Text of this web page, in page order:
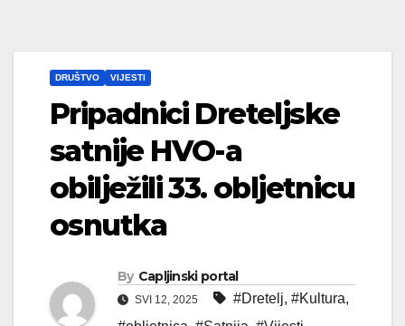
DRUŠTVO VIJESTI
Pripadnici Dreteljske
satnije HVO-a
obilježili 33. obljetnicu
osnutka
By Capljinski portal
SVI 12, 2025 #Dretelj, #Kultura,